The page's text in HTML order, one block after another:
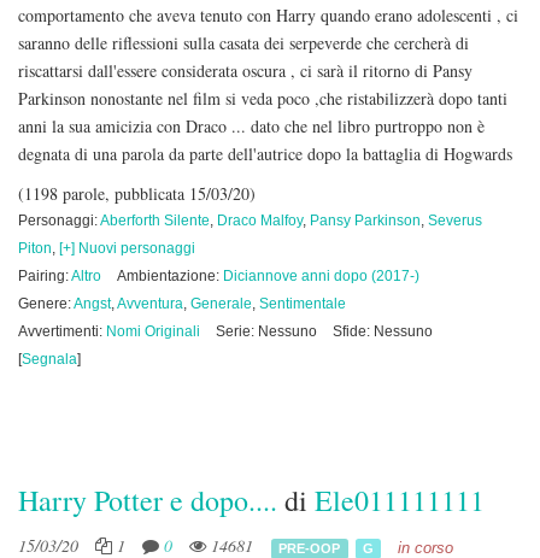
comportamento che aveva tenuto con Harry quando erano adolescenti , ci
saranno delle riflessioni sulla casata dei serpeverde che cercherà di
riscattarsi dall'essere considerata oscura , ci sarà il ritorno di Pansy
Parkinson nonostante nel film si veda poco ,che ristabilizzerà dopo tanti
anni la sua amicizia con Draco ... dato che nel libro purtroppo non è
degnata di una parola da parte dell'autrice dopo la battaglia di Hogwards
(1198 parole, pubblicata 15/03/20)
Personaggi:Aberforth Silente, Draco Malfoy, Pansy Parkinson, Severus
Piton, [+] Nuovi personaggi
Pairing:Altro Ambientazione: Diciannove anni dopo (2017-)
Genere:Angst,Avventura, Generale, Sentimentale
Avvertimenti: Nomi Originali Serie: Nessuno
Sfide: Nessuno
[Segnala]
Harry Potter e dopo.... di Ele011111111
15/03/20 1 0 14681 PRE-OOP G in corso